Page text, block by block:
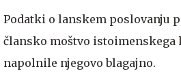
Podatki o lanskem poslovanju
člansko moštvo istoimenskega
napolnile njegovo blagajno.